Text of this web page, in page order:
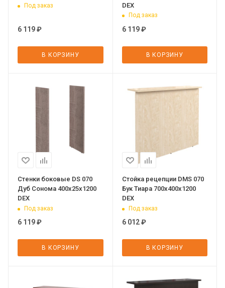
Под заказ
6 119₽
В КОРЗИНУ
DEX
Под заказ
6 119₽
В КОРЗИНУ
Стенки боковые DS 070
Дуб Сонома 400х25х1200
DEX
Под заказ
6 119₽
В КОРЗИНУ
Стойка рецепции DMS 070
Бук Тиара 700х400х1200
DEX
Под заказ
6 012₽
В КОРЗИНУ